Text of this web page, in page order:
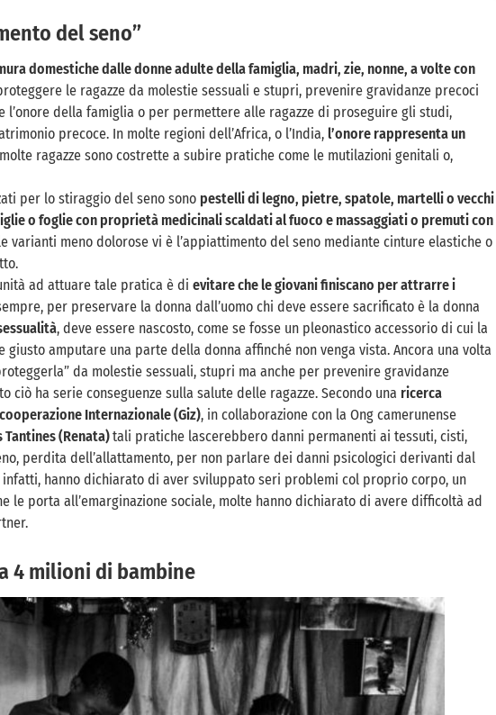
del seno”
domestiche dalle donne adulte della famiglia, madri, zie, nonne, a volte con
le ragazze da molestie sessuali e stupri, prevenire gravidanze precoci
l’onore della famiglia o per permettere alle ragazze di proseguire gli studi,
precoce. In molte regioni dell’Africa, o l’India, l’onore rappresenta un
ragazze sono costrette a subire pratiche come le mutilazioni genitali o,
per lo stiraggio del seno sono pestelli di legno, pietre, spatole, martelli o vecchi
o foglie con proprietà medicinali scaldati al fuoco e massaggiati o premuti con
varianti meno dolorose vi è l’appiattimento del seno mediante cinture elastiche o
ad attuare tale pratica è di evitare che le giovani finiscano per attrarre i
per preservare la donna dall’uomo chi deve essere sacrificato è la donna
, deve essere nascosto, come se fosse un pleonastico accessorio di cui la
giusto amputare una parte della donna affinché non venga vista. Ancora una volta
da molestie sessuali, stupri ma anche per prevenire gravidanze
ciò ha serie conseguenze sulla salute delle ragazze. Secondo una ricerca
Internazionale (Giz), in collaborazione con la Ong camerunense
Tantines (Renata)tali pratiche lascerebbero danni permanenti ai tessuti, cisti,
perdita dell’allattamento, per non parlare dei danni psicologici derivanti dal
hanno dichiarato di aver sviluppato seri problemi col proprio corpo, un
le porta all’emarginazione sociale, molte hanno dichiarato di avere difficoltà ad
4 milioni di bambine